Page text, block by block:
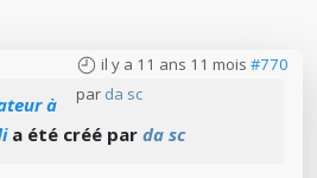
il y a 11 ans 11 mois #770
par da sc
à
a été créé par da sc